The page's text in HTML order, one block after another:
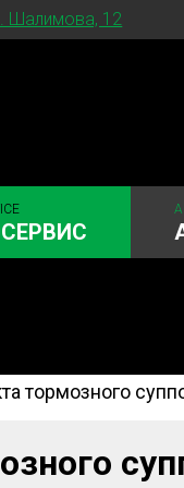
Шалимова, 12
Рулевое
тормозного